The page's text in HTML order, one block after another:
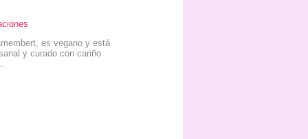
es vegano y está
y curado con cariño